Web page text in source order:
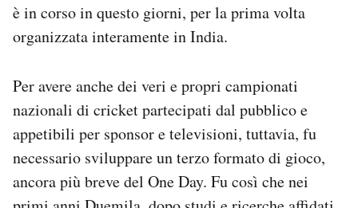
è in corso in questo giorni, per la prima volta
organizzata interamente in India.
Per avere anche dei veri e propri campionati
nazionali di cricket partecipati dal pubblico e
appetibili per sponsor e televisioni, tuttavia, fu
necessario sviluppare un terzo formato di gioco,
ancora più breve del One Day. Fu così che nei